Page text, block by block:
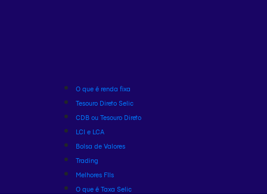
O que é renda fixa
Tesouro Direto Selic
CDB ou Tesouro Direto
LCI e LCA
Bolsa de Valores
Trading
Melhores FIIs
O que é Taxa Selic